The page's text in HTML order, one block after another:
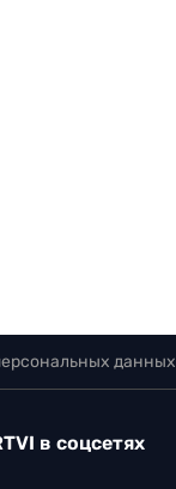
данных
в соцсетях